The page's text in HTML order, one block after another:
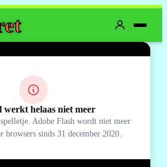
werkt helaas niet meer
Adobe Flash wordt niet meer
browsers sinds 31 december 2020.